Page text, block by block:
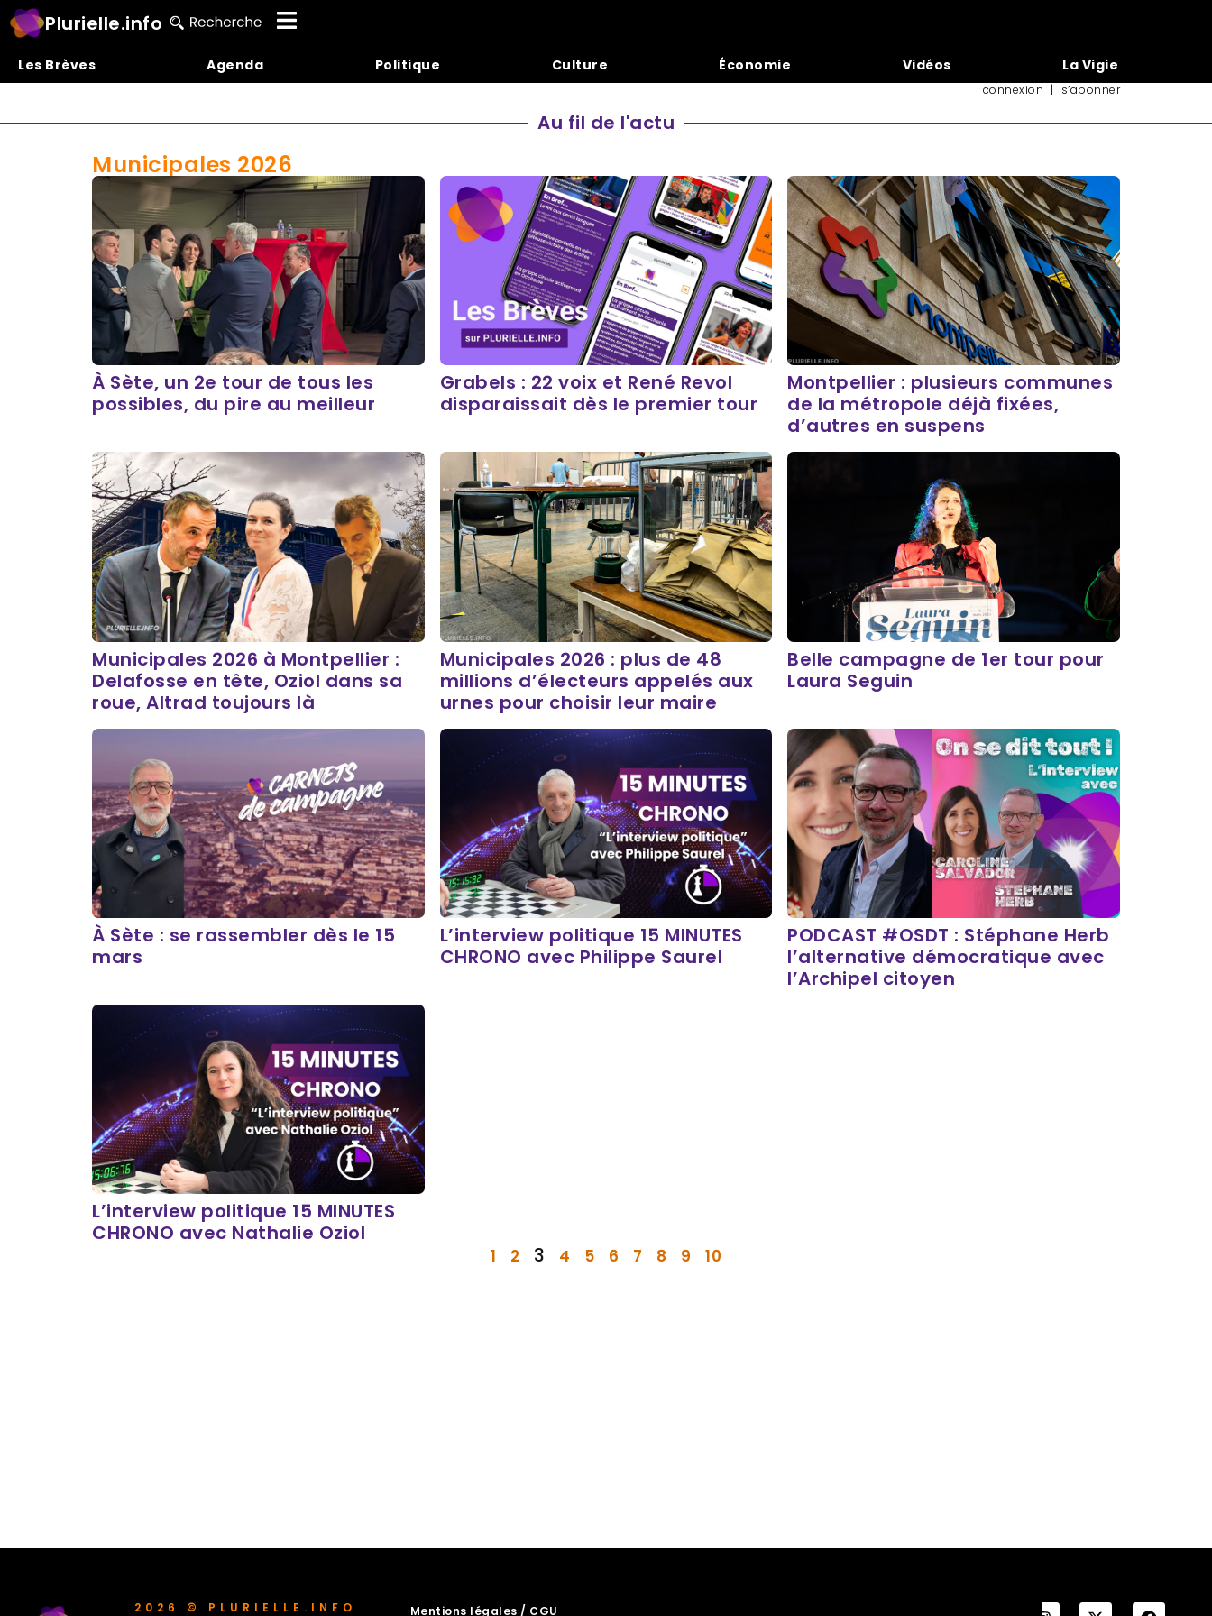
Plurielle.info
Les Brèves Agenda Politique Culture Économie Vidéos La Vigie
connexion | s’abonner
Au fil de l'actu
Municipales 2026
À Sète, un 2e tour de tous les
possibles, du pire au meilleur
Grabels : 22 voix et René Revol
disparaissait dès le premier tour
Montpellier : plusieurs communes
de la métropole déjà fixées,
d’autres en suspens
Municipales 2026 à Montpellier :
Delafosse en tête, Oziol dans sa
roue, Altrad toujours là
Municipales 2026 : plus de 48
millions d’électeurs appelés aux
urnes pour choisir leur maire
Belle campagne de 1er tour pour
Laura Seguin
À Sète : se rassembler dès le 15
mars
L’interview politique 15 MINUTES
CHRONO avec Philippe Saurel
PODCAST #OSDT : Stéphane Herb
l’alternative démocratique avec
l’Archipel citoyen
L’interview politique 15 MINUTES
CHRONO avec Nathalie Oziol
1 2 3 4 5 6 7 8 9 10
2026 © PLURIELLE.INFO Mentions légales / CGU